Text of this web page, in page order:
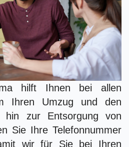
hilft Ihnen bei allen
Ihren Umzug und den
hin zur Entsorgung von
Sie Ihre Telefonnummer
wir für Sie bei Ihren